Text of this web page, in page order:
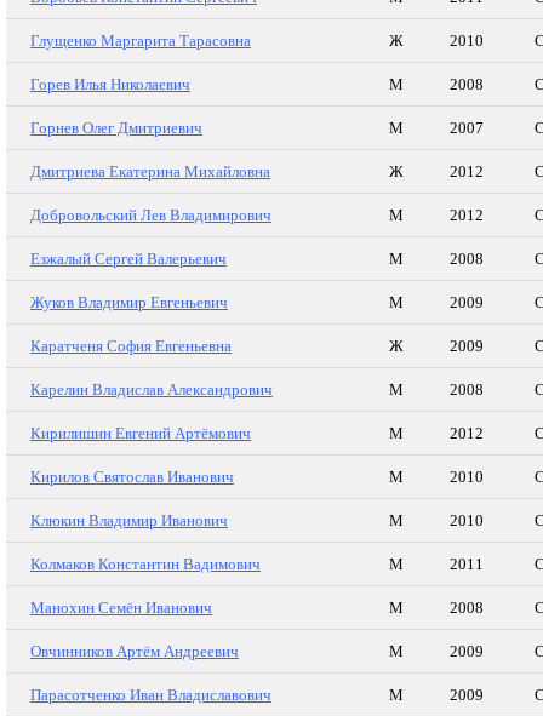
Глущенко Маргарита Тарасовна Ж 2010
Горев Илья Николаевич М 2008
Горнев Олег Дмитриевич М 2007
Дмитриева Екатерина Михайловна Ж 2012
Добровольский Лев Владимирович М 2012
Езжалый Сергей Валерьевич М 2008
Жуков Владимир Евгеньевич М 2009
Каратченя София Евгеньевна Ж 2009
Карелин Владислав Александрович М 2008
Кирилишин Евгений Артёмович М 2012
Кирилов Святослав Иванович М 2010
Клюкин Владимир Иванович М 2010
Колмаков Константин Вадимович М 2011
Манохин Семён Иванович М 2008
Овчинников Артём Андреевич М 2009
Парасотченко Иван Владиславович М 2009